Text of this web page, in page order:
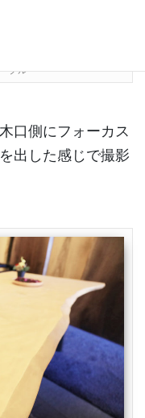
ブル
口側にフォーカス
出した感じで撮影